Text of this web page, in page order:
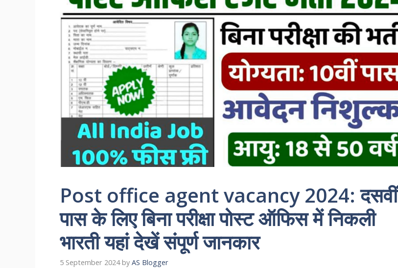
Post office agent vacancy 2024: दसवीं
पास के लिए बिना परीक्षा पोस्ट ऑफिस में निकली
भारती यहां देखें संपूर्ण जानकार
5 September 2024 by AS Blogger